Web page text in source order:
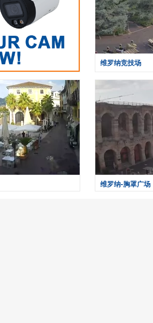
维罗纳竞技场
维罗纳-胸罩广场